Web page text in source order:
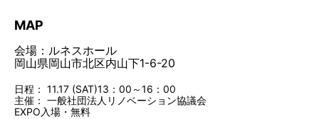
MAP
会場：ルネスホール
岡山県岡山市北区内山下1-6-20
日程： 11.17 (SAT)13：00～16：00
主催： 一般社団法人リノベーション協議会
EXPO入場・無料